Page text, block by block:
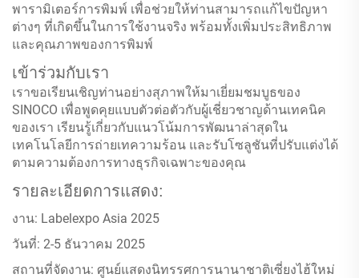
พารามิเตอร์การพิมพ์ เพื่อช่วยให้ท่านสามารถแก้ไขปัญหา
ต่างๆ ที่เกิดขึ้นในการใช้งานจริง พร้อมทั้งเพิ่มประสิทธิภาพ
และคุณภาพของการพิมพ์
เข้าร่วมกับเรา
เราขอเรียนเชิญท่านอย่างสุภาพให้มาเยี่ยมชมบูธของ
SINOCO เพื่อพูดคุยแบบตัวต่อตัวกับผู้เชี่ยวชาญด้านเทคนิค
ของเรา เรียนรู้เกี่ยวกับแนวโน้มการพัฒนาล่าสุดใน
เทคโนโลยีการถ่ายเทความร้อน และรับโซลูชันที่ปรับแต่งได้
ตามความต้องการทางธุรกิจเฉพาะของคุณ
รายละเอียดการแสดง:
งาน: Labelexpo Asia 2025
วันที่: 2-5 ธันวาคม 2025
สถานที่จัดงาน: ศูนย์แสดงนิทรรศการนานาชาติเซี่ยงไฮ้ใหม่